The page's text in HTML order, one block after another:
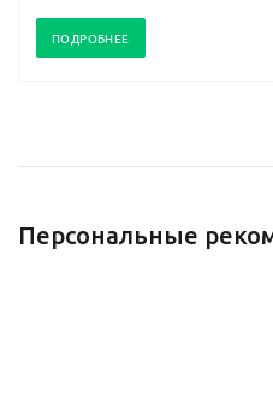
ПОДРОБНЕЕ
Персональные